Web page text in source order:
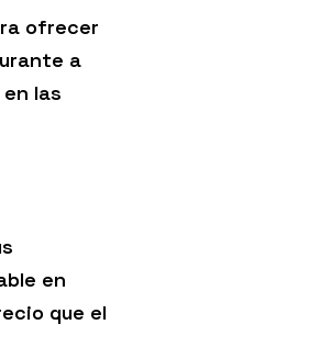
ofrecer
a
las
en
que el